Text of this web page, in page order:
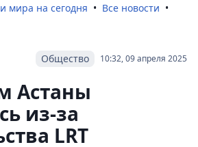
мира на сегодня
Все новости
10:32, 09 апреля 2025
Общество
Астаны
из-за
LRT